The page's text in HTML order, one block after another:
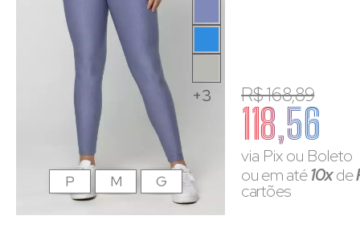
+3 R$ 168,89
118,56
via Pix ou Boleto
ou em até10xde
cartões
P M G